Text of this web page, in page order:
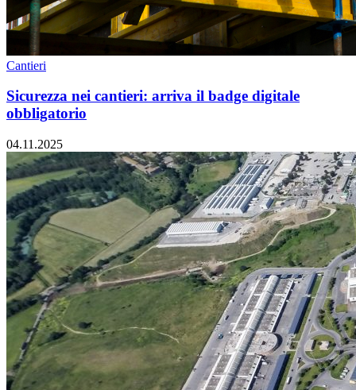
Cantieri
Sicurezza nei cantieri: arriva il badge digitale
obbligatorio
04.11.2025